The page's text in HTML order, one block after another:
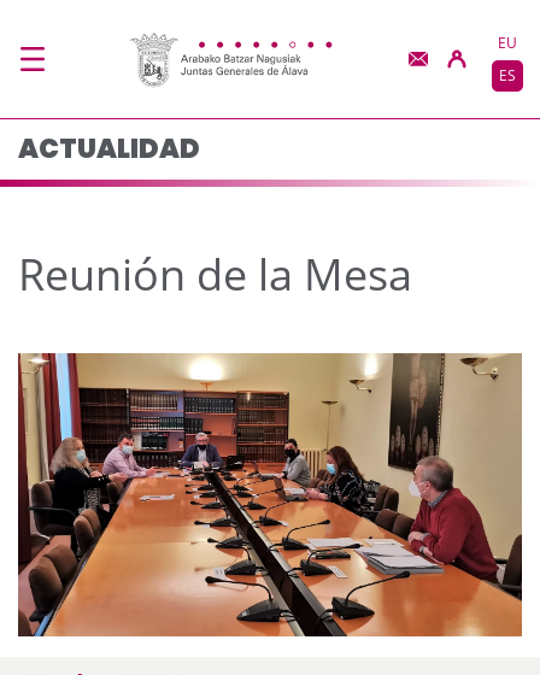
Reunión de la Mesa -
EU
ES
ACTUALIDAD
Reunión de la Mesa